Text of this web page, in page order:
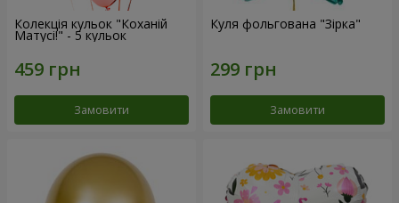
Колекція кульок "Коханій
Матусі!" - 5 кульок
Замовити
Куля фольгована "Зірка"
Замовити